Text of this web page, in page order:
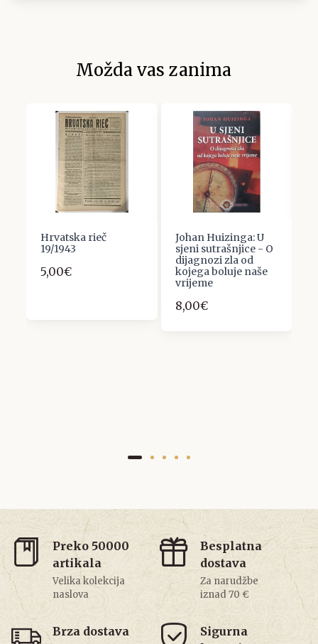
Možda vas zanima
Hrvatska rieč
19/1943
5,00€
Johan Huizinga: U
sjeni sutrašnjice - O
dijagnozi zla od
kojega boluje naše
vrijeme
8,00€
Preko 50000
artikala
Velika kolekcija
naslova
Besplatna
dostava
Za narudžbe
iznad 70 €
Brza dostava
Sigurna